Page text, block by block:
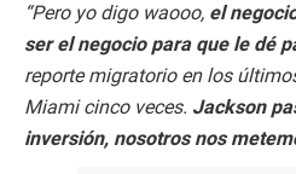
“Pero yo digo waooo, el
ser el negocio para que le dé
reporte migratorio en los
Miami cinco veces. Jackson
inversión, nosotros nos